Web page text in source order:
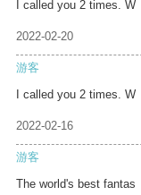
I called you 2 times. W
2022-02-20
游客
I called you 2 times. W
2022-02-16
游客
The world's best fantas